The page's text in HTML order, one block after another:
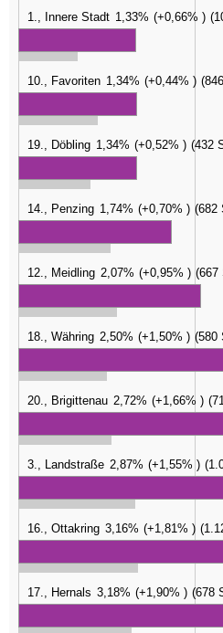
1., Innere Stadt 1,33% +0,66%
10., Favoriten 1,34% +0,44%
19., Döbling 1,34% +0,52% 432
14., Penzing 1,74% +0,70% 682
12., Meidling 2,07% +0,95% 667
18., Währing 2,50% +1,50% 580
20., Brigittenau 2,72% +1,66%
3., Landstraße 2,87% +1,55%
16., Ottakring 3,16% +1,81%
17., Hernals 3,18% +1,90% 678